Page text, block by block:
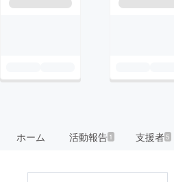
ホーム 活動報告1 支援者5